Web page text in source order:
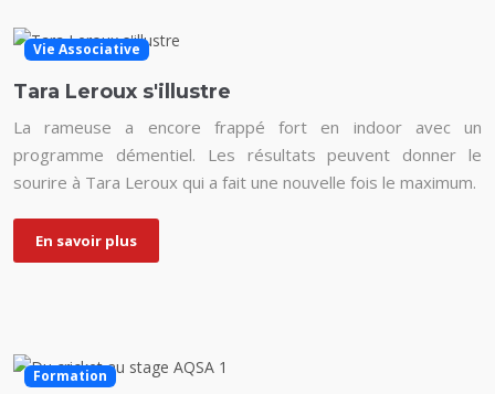
Vie Associative
Tara Leroux s'illustre
La rameuse a encore frappé fort en indoor avec un
programme démentiel. Les résultats peuvent donner le
sourire à Tara Leroux qui a fait une nouvelle fois le maximum.
En savoir plus
Formation